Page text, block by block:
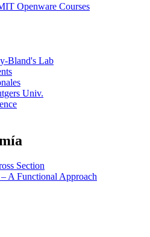
Openware Courses
Bland's Lab
Univ.
Section
A Functional Approach